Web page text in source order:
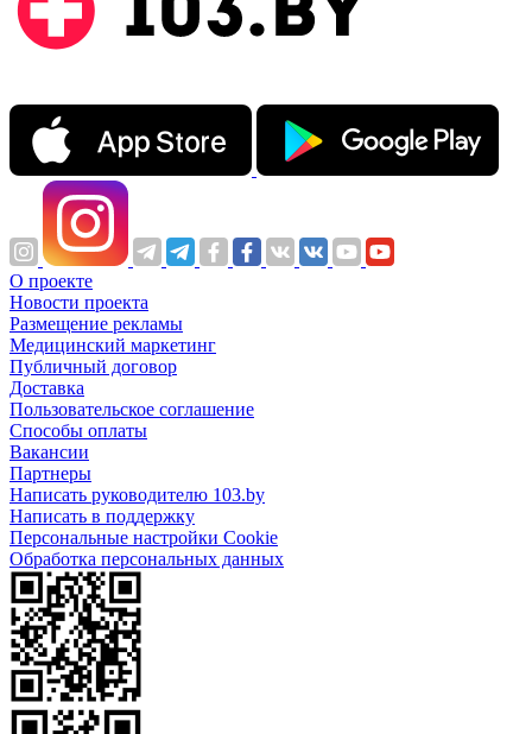
О проекте
Новости проекта
Размещение рекламы
Медицинский маркетинг
Публичный договор
Доставка
Пользовательское соглашение
Способы оплаты
Вакансии
Партнеры
Написать руководителю 103.by
Написать в поддержку
Персональные настройки Cookie
Обработка персональных данных